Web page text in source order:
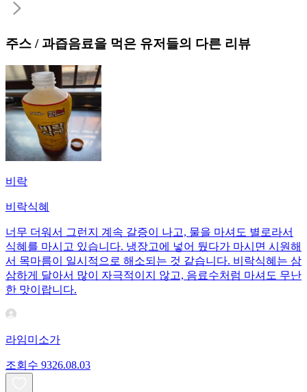
주스 / 과즙음료을 먹은 유저들의 다른 리뷰
비락
비락식혜
너무 더워서 그런지 계속 갈증이 나고, 물을 마셔도 별로라서
식혜를 마시고 있습니다. 냉장고에 넣어 뒀다가 마시면 시원해
서 목마름이 일시적으로 해소되는 것 같습니다. 비락식혜는 삼
삼하게 달아서 많이 자극적이지 않고, 음료수처럼 마셔도 무난
한 맛이랍니다.
라임미소가
조회수 9326.08.03